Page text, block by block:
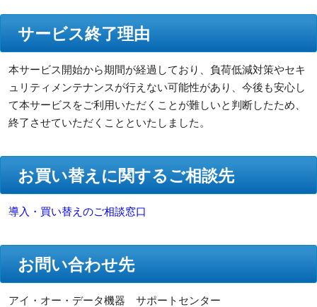
サービス終了理由
本サービス開始から期間が経過しており、負荷低減対策やセキ
ュリティメンテナンスが行えない可能性があり、今後も安心し
て本サービスをご利用いただくことが難しいと判断したため、
終了させていただくことといたしました。
お買い替えに関するご相談先
導入・買い替えのご相談窓口
お問い合わせ先
アイ・オー・データ機器 サポートセンター